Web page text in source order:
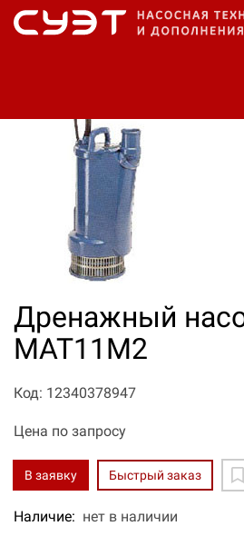
Дренажный
МАТ11М2
Код: 12340378947
Цена по запросу
В заявку Быстрый заказ
Наличие: нет в наличии